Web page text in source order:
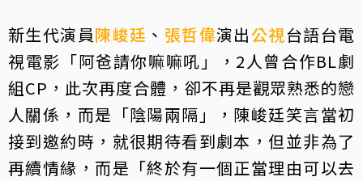
新生代演員陳峻廷 、 張哲偉演出公視台語台電
視電影「阿爸請你嘛嘛吼」，2人曾合作BL劇
組CP，此次再度合體，卻不再是觀眾熟悉的戀
人關係，而是「陰陽兩隔」，陳峻廷笑言當初
接到邀約時，就很期待看到劇本，但並非為了
再續情緣，而是「終於有一個正當理由可以去